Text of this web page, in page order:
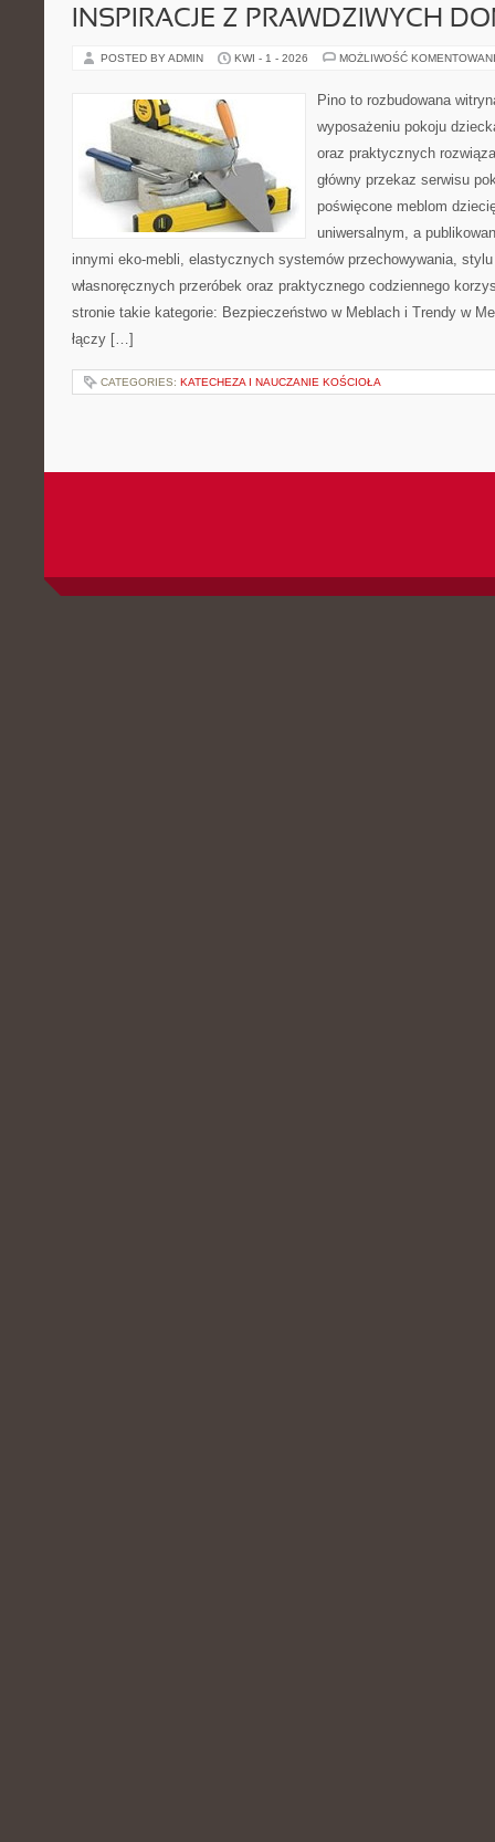
INSPIRACJE Z PRAWDZIWYCH
POSTED BY ADMIN KWI - 1 - 2026 MOŻLIWOŚĆ
Pino to rozbudowana
wyposażeniu pokoju
oraz praktycznych
główny przekaz serwisu
poświęcone meblom
uniwersalnym, a
innymi eko-mebli, elastycznych systemów przechowywania,
własnoręcznych przeróbek oraz praktycznego codziennego
stronie takie kategorie: Bezpieczeństwo w Meblach i Trendy w
łączy […]
CATEGORIES: KATECHEZA I NAUCZANIE KOŚCIOŁA